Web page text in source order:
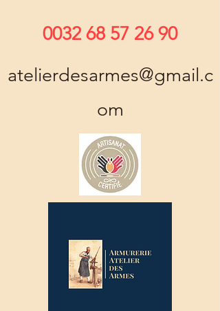
0032 68 57 26 90
atelierdesarmes@gmail.c
om